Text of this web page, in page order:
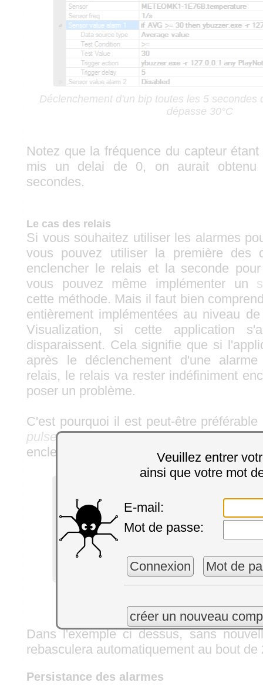
Veuillez entrer
ainsi que votre mot
E-mail:
Mot de passe:
Connexion Mot de
créer un nouveau
Déclenchement d'un bip toutes les 5 secondes
dépasse 30°C
Notez que la fréquence du capteur
mis un delai de 0, on aurait
secondes.
Le cas des relais
Si vous souhaitez utiliser les alarmes
vous pouvez utiliser la première des
enclencher le relais et la seconde
vous pouvez même implémenter un
cette méthode. Mais il faut bien
entièrement implémentées au niveau
Visualization, si cette application
disparaissent. Cela signifie que si
après le déclenchement d'une
relais, le relais va rester indéfiniment
poser un problème.
C'est pourquoi il est peut-être
pulseplutôt que lafonction set_state,
enclenchera automatiquement au bout
Dans l'exemple ci dessus, sans
rebasculera automatiquement au bout de
Persistance des alarmes